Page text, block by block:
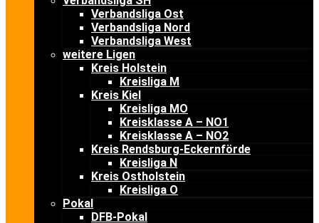
Verbandsliga Ost
Verbandsliga Nord
Verbandsliga West
weitere Ligen
Kreis Holstein
Kreisliga M
Kreis Kiel
Kreisliga MO
Kreisklasse A – NO1
Kreisklasse A – NO2
Kreis Rendsburg-Eckernförde
Kreisliga N
Kreis Ostholstein
Kreisliga O
Pokal
DFB-Pokal